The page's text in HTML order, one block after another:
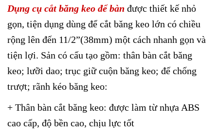
Dụng cụ cắt băng keo để bàn được thiết kế nhỏ
gọn, tiện dụng dùng để cắt băng keo lớn có chiều
rộng lên đến 11/2”(38mm) một cách nhanh gọn và
tiện lợi. Sản có cấu tạo gồm: thân bàn cắt băng
keo; lưỡi dao; trục giữ cuộn băng keo; đế chống
trượt; rãnh kéo băng keo:
+ Thân bàn cắt băng keo: được làm từ nhựa ABS
cao cấp, độ bền cao, chịu lực tốt